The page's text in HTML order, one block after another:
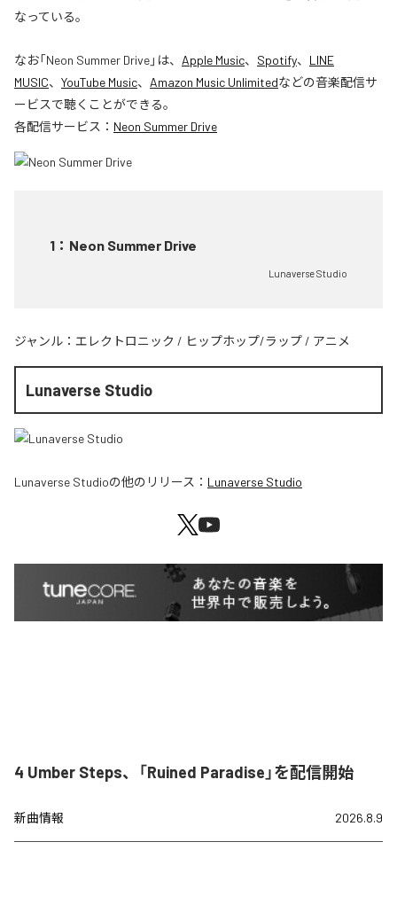
なっている。
なお「Neon Summer Drive」は、 Apple Music、 Spotify、 LINE
MUSIC、 YouTube Music、 Amazon Music Unlimitedなどの音楽配信サ
ービスで聴くことができる。
各配信サービス： Neon Summer Drive
1 ： Neon Summer Drive
Lunaverse Studio
ジャンル： エレクトロニック / ヒップホップ/ラップ / アニメ
Lunaverse Studio
Lunaverse Studioの他のリリース： Lunaverse Studio
4 Umber Steps、「Ruined Paradise」を配信開始
新曲情報 2026.8.9